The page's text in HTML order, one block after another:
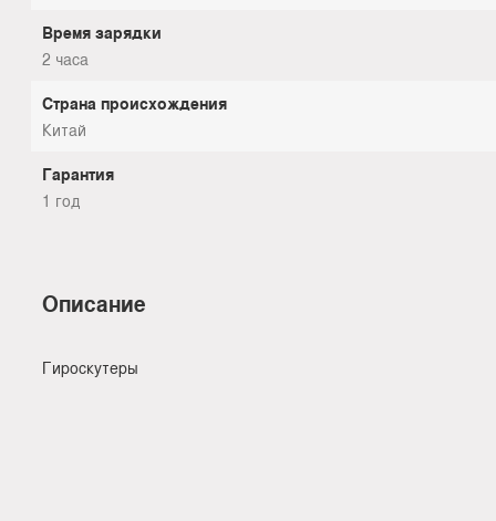
Время зарядки
2 часа
Страна происхождения
Китай
Гарантия
1 год
Описание
Гироскутеры